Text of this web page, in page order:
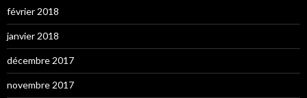
février 2018
janvier 2018
décembre 2017
novembre 2017